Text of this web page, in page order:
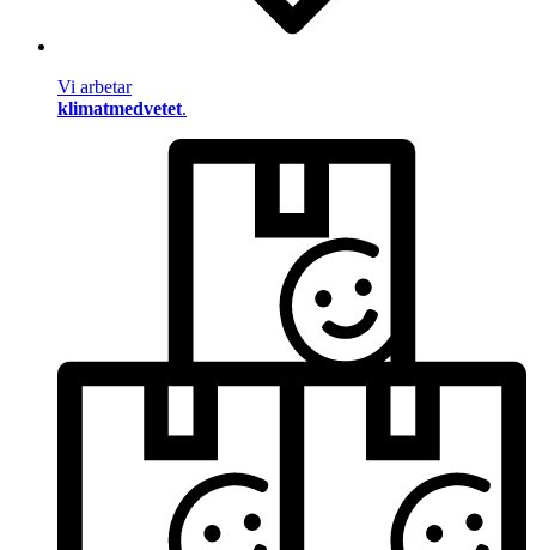
Vi arbetar
klimatmedvetet.